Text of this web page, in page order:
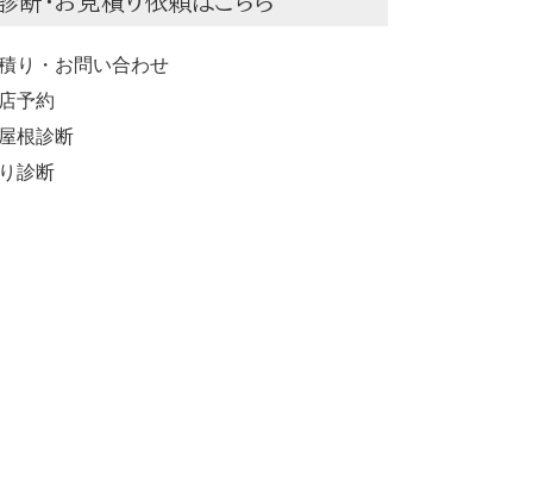
り・お問い合わせ
予約
根診断
診断